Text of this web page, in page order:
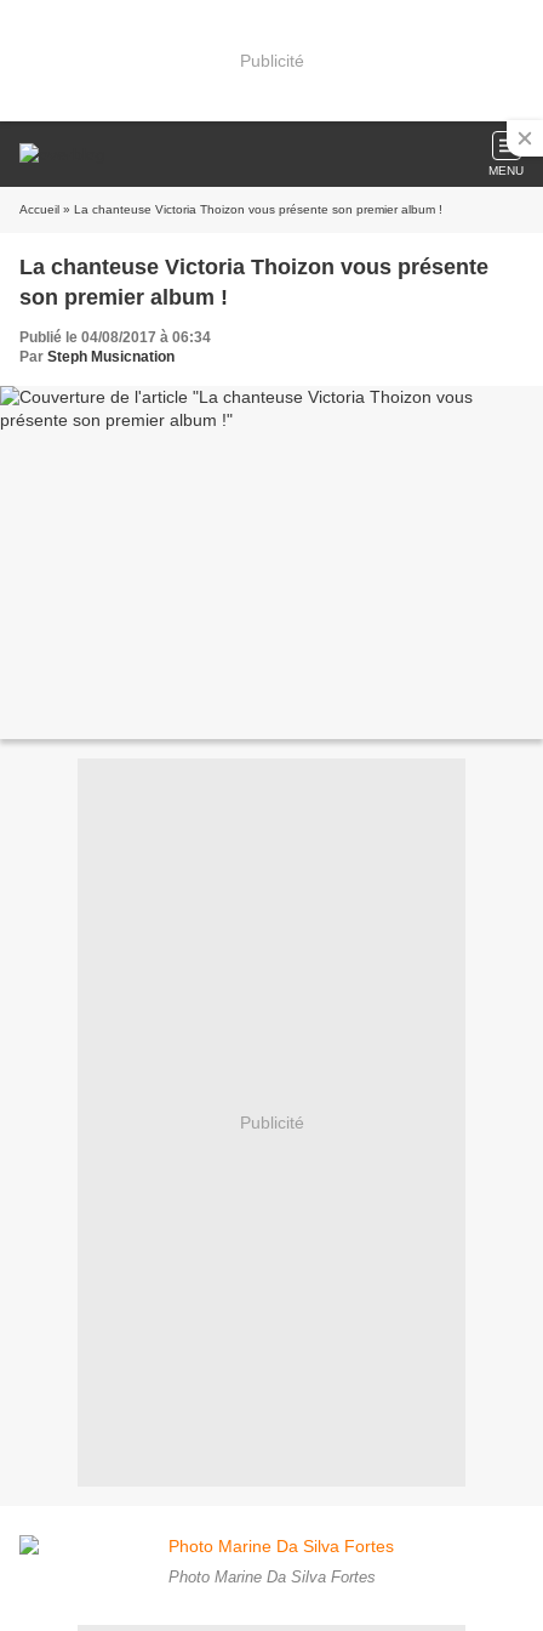
Publicité
MENU
Accueil » La chanteuse Victoria Thoizon vous présente son premier album !
La chanteuse Victoria Thoizon vous présente
son premier album !
Publié le 04/08/2017 à 06:34
Par Steph Musicnation
Publicité
Photo Marine Da Silva Fortes